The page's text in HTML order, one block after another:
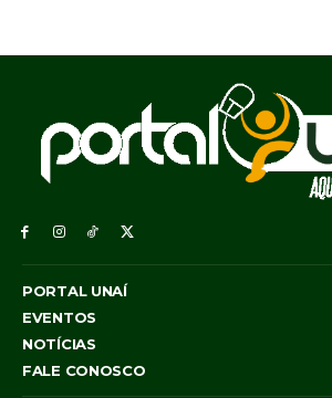
PORTAL UNAÍ
EVENTOS
NOTÍCIAS
FALE CONOSCO